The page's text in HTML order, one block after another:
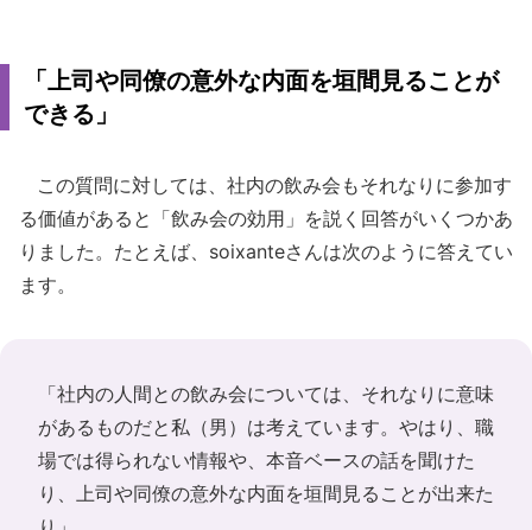
「上司や同僚の意外な内面を垣間見ることが
できる」
この質問に対しては、社内の飲み会もそれなりに参加す
る価値があると「飲み会の効用」を説く回答がいくつかあ
りました。たとえば、soixanteさんは次のように答えてい
ます。
「社内の人間との飲み会については、それなりに意味
があるものだと私（男）は考えています。やはり、職
場では得られない情報や、本音ベースの話を聞けた
り、上司や同僚の意外な内面を垣間見ることが出来た